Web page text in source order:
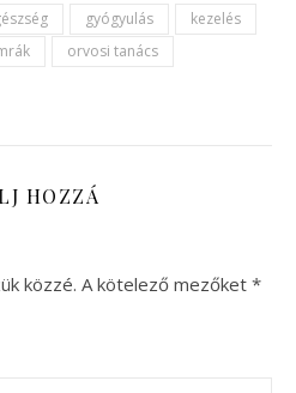
gyógyulás
kezelés
orvosi tanács
HOZZÁ
közzé. A kötelező mezőket *